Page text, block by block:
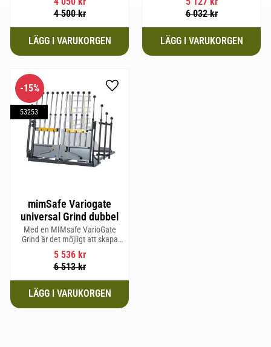
4 500kr
6 032kr
mimSafe Variogate
universal Grind dubbel
Med en MIMsafe VarioGate
Grind är det möjligt att skapa
ett inhägnat område i hela
bagageutrymmet som kan
användas för transport av
5 536kr
6 513kr
15%
53253
Lägg till i favoriter